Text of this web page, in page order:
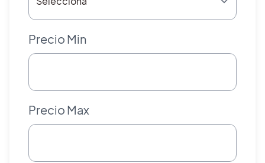
Precio Min
Precio Max